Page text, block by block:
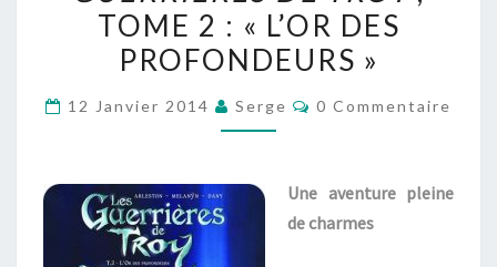
DANY
–
LES
GUERRIÈRES
DE
TOME
TOME 2 : « L’OR DES
PROFONDEURS »
12 Janvier 2014 Serge Commentaires
0 Commentaire
Une aventure pleine
de charmes